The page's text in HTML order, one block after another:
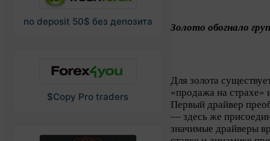
no deposit 50$ без депозита
$Copy Pro traders
Золото обогнало
Для золота
«продажа на страхе»
Первый драйвер
— здесь же
значимые драйверы